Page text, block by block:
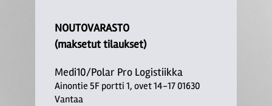
NOUTOVARASTO
(maksetut tilaukset)
Medi10/Polar Pro Logistiikka
Ainontie 5F portti 1, ovet 14-17 01630
Vantaa